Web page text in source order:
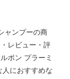
ャンプーの商
レビュー・評
ボン プラーミ
におすすめな